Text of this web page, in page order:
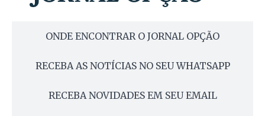
ONDE ENCONTRAR O JORNAL OPÇÃO
RECEBA AS NOTÍCIAS NO SEU WHATSAPP
RECEBA NOVIDADES EM SEU EMAIL